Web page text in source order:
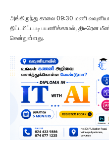
அங்கிருந்து காலை 09:30 மணி
திட்டமிட்டபடி பயணிக்காமல், திடீரென
சென்றுள்ளது.